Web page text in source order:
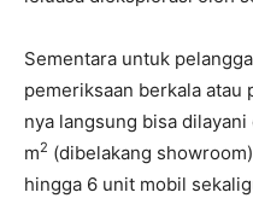
Sementara untuk
pemeriksaan berkala atau
nya langsung bisa
m2 (dibelakang
hingga 6 unit mobil